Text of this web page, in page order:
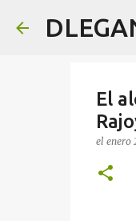
El
el enero